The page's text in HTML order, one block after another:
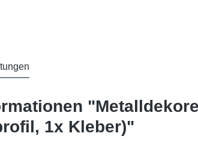
1x Kleber)"